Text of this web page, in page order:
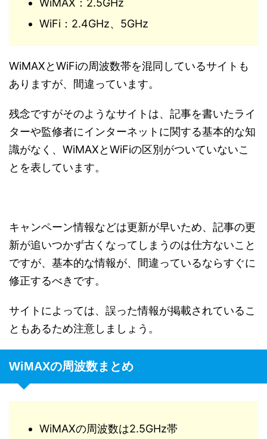
WiMAX：2.5GHz
WiFi：2.4GHz、5GHz
WiMAXとWiFiの周波数帯を混同しているサイトも
ありますが、間違っています。
残念ですがそのようなサイトは、記事を書いたライ
ターや監修者にインターネットに関する基本的な知
識がなく、WiMAXとWiFiの区別がついていないこ
とを表しています。
キャンペーン情報などは更新が早いため、記事の更
新が追いつかず古くなってしまうのは仕方ないこと
ですが、基本的な情報が、間違っているならすぐに
修正するべきです。
サイトによっては、誤った情報が掲載されているこ
ともあるため注意しましょう。
WiMAXの周波数まとめ
WiMAXの周波数は2.5GHz帯